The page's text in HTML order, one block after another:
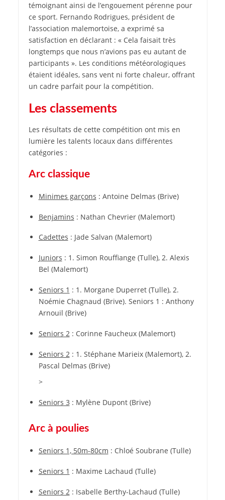
témoignant ainsi de l’engouement pérenne pour
ce sport. Fernando Rodrigues, président de
l’association malemortoise, a exprimé sa
satisfaction en déclarant : « Cela faisait très
longtemps que nous n’avions pas eu autant de
participants ». Les conditions météorologiques
étaient idéales, sans vent ni forte chaleur, offrant
un cadre parfait pour la compétition.
Les classements
Les résultats de cette compétition ont mis en
lumière les talents locaux dans différentes
catégories :
Arc classique
Minimes garçons : Antoine Delmas (Brive)
Benjamins : Nathan Chevrier (Malemort)
Cadettes : Jade Salvan (Malemort)
Juniors : 1. Simon Rouffiange (Tulle), 2. Alexis
Bel (Malemort)
Seniors 1 : 1. Morgane Duperret (Tulle), 2.
Noémie Chagnaud (Brive). Seniors 1 : Anthony
Arnouil (Brive)
Seniors 2: Corinne Faucheux (Malemort)
Seniors 2: 1. Stéphane Marieix (Malemort), 2.
Pascal Delmas (Brive)
>
Seniors 3 : Mylène Dupont (Brive)
Arc à poulies
Seniors 1, 50m-80cm : Chloé Soubrane (Tulle)
Seniors 1 : Maxime Lachaud (Tulle)
Seniors 2 : Isabelle Berthy-Lachaud (Tulle)